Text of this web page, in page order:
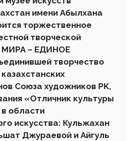
имени Абылхана
торжественное
творческой
МИРА – ЕДИНОЕ
творчество
Союза художников РК,
«Отличник культуры
области
искусства: Кульжахан
Джураевой и Айгуль